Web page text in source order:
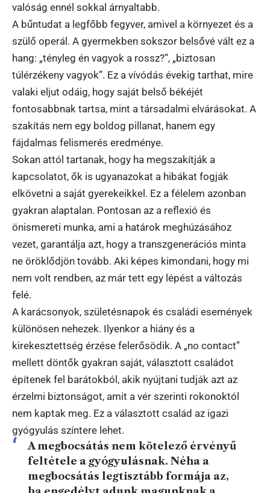
valóság ennél sokkal árnyaltabb.
A bűntudat a legfőbb fegyver, amivel a környezet és a
szülő operál. A gyermekben sokszor belsővé vált ez a
hang: „tényleg én vagyok a rossz?”, „biztosan
túlérzékeny vagyok”. Ez a vívódás évekig tarthat, mire
valaki eljut odáig, hogy saját belső békéjét
fontosabbnak tartsa, mint a társadalmi elvárásokat. A
szakítás nem egy boldog pillanat, hanem egy
fájdalmas felismerés eredménye.
Sokan attól tartanak, hogy ha megszakítják a
kapcsolatot, ők is ugyanazokat a hibákat fogják
elkövetni a saját gyerekeikkel. Ez a félelem azonban
gyakran alaptalan. Pontosan az a reflexió és
önismereti munka, ami a határok meghúzásához
vezet, garantálja azt, hogy a transzgenerációs minta
ne öröklődjön tovább. Aki képes kimondani, hogy mi
nem volt rendben, az már tett egy lépést a változás
felé.
A karácsonyok, születésnapok és családi események
különösen nehezek. Ilyenkor a hiány és a
kirekesztettség érzése felerősödik. A „no contact”
mellett döntők gyakran saját, választott családot
építenek fel barátokból, akik nyújtani tudják azt az
érzelmi biztonságot, amit a vér szerinti rokonoktól
nem kaptak meg. Ez a választott család az igazi
gyógyulás színtere lehet.
A megbocsátás nem kötelező érvényű
feltétele a gyógyulásnak. Néha a
megbocsátás legtisztább formája az,